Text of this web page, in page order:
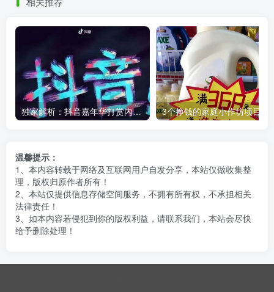
独家解析：抖音嘉年华打赏内幕，你知道主播能拿多少吗？
温馨提示：
1、本内容转载于网络及互联网用户自发分享，本站仅做收集整
理，版权归原作者所有！
2、本站仅提供信息存储空间服务，不拥有所有权，不承担相关
法律责任！
3、如本内容若侵犯到你的版权利益，请联系我们，本站会尽快
给予删除处理！